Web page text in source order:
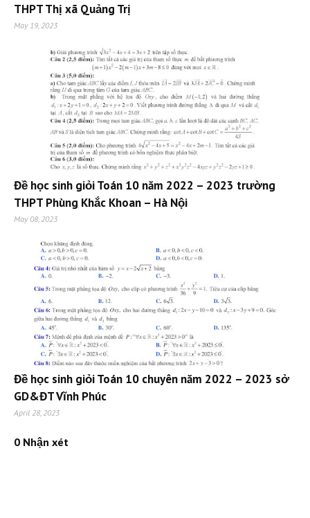
THPT Thị xã Quảng Trị
May 19, 2023
Đề học sinh giỏi Toán 10 năm 2022 – 2023 trường
THPT Phùng Khắc Khoan – Hà Nội
May 08, 2023
Đề học sinh giỏi Toán 10 chuyên năm 2022 – 2023 sở
GD&ĐT Vĩnh Phúc
April 28, 2023
0 Nhận xét